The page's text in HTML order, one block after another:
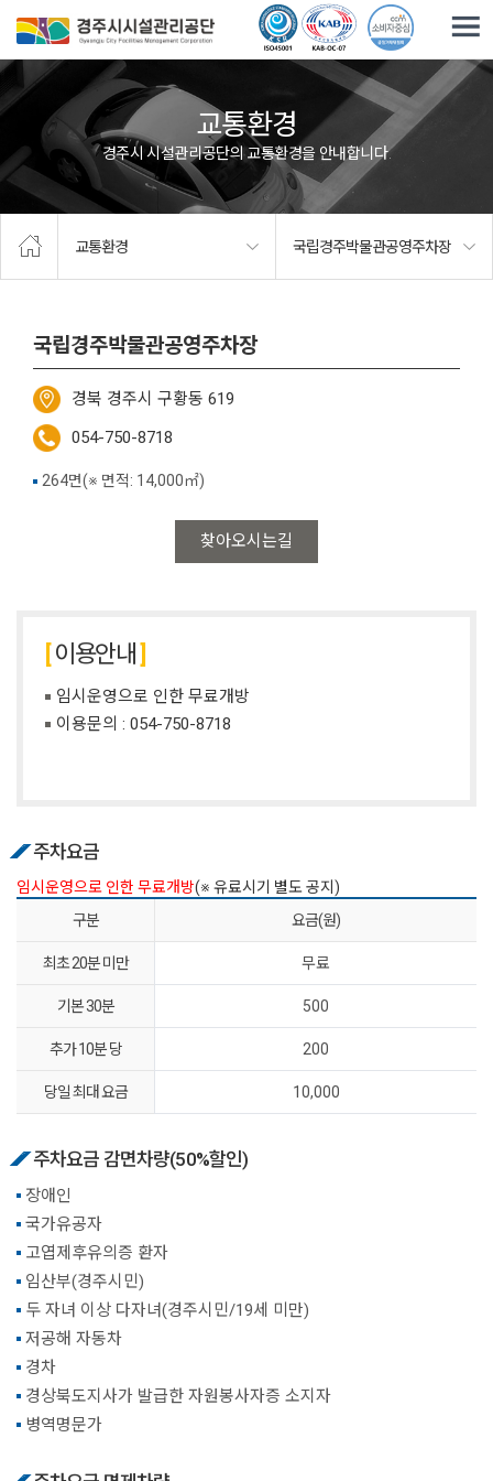
교통환경
경주시 시설관리공단의 교통환경을 안내합니다.
교통환경 국립경주박물관공영주차장
국립경주박물관공영주차장
경북 경주시 구황동 619
054-750-8718
찾아오시는길
264면(※ 면적: 14,000㎡)
이용안내
임시운영으로 인한 무료개방
이용문의 : 054-750-8718
주차요금
임시운영으로 인한 무료개방(※ 유료시기 별도 공지)
구분
요금(원)
최초 20분 미만 무료
기본 30분 500
추가 10분 당 200
당일 최대 요금 10,000
주차요금 감면차량(50%할인)
장애인
국가유공자
고엽제후유의증 환자
임산부(경주시민)
두 자녀 이상 다자녀(경주시민/19세 미만)
저공해 자동차
경차
경상북도지사가 발급한 자원봉사자증 소지자
병역명문가